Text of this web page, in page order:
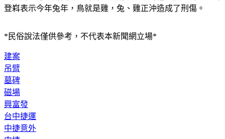
登嵙表示今年兔年，鳥就是雞，兔、雞正沖造成了刑傷。
*民俗說法僅供參考，不代表本新聞網立場*
建案
吊臂
墓碑
磁場
興富發
台中捷運
中捷意外